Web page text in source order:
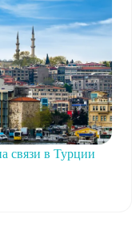
связи в Турции